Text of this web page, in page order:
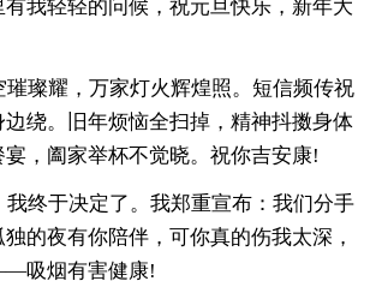
我轻轻的问候，祝元旦快乐，新年大
璀璨耀，万家灯火辉煌照。短信频传祝
绕。旧年烦恼全扫掉，精神抖擞身体
，阖家举杯不觉晓。祝你吉安康!
我终于决定了。我郑重宣布：我们分手
的夜有你陪伴，可你真的伤我太深，
吸烟有害健康!